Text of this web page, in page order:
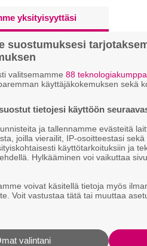
yksityisyyttäsi
suostumuksesi
valitsemamme 88
käyttäjäkokemuksen sekä
tietojesi käyttöön
ja tallennamme evästeitä
joilla vierailit, IP-osoitteestasi
käyttötarkoituksiin ja
Hylkääminen voi vaikuttaa
voivat käsitellä tietoja myös
Voit vastustaa tätä tai muuttaa
valintani